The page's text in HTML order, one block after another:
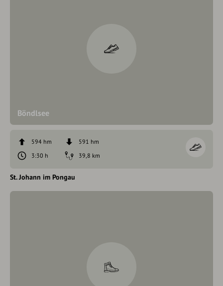
Böndlsee
594 hm
591 hm
3:30 h
39,8 km
St. Johann im Pongau